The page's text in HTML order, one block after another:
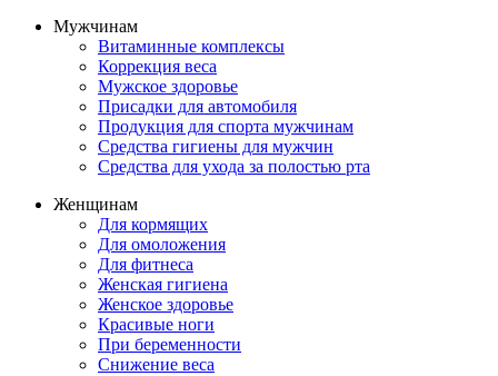
Мужчинам
Витаминные комплексы
Коррекция веса
Мужское здоровье
Присадки для автомобиля
Продукция для спорта мужчинам
Средства гигиены для мужчин
Средства для ухода за полостью рта
Женщинам
Для кормящих
Для омоложения
Для фитнеса
Женская гигиена
Женское здоровье
Красивые ноги
При беременности
Снижение веса